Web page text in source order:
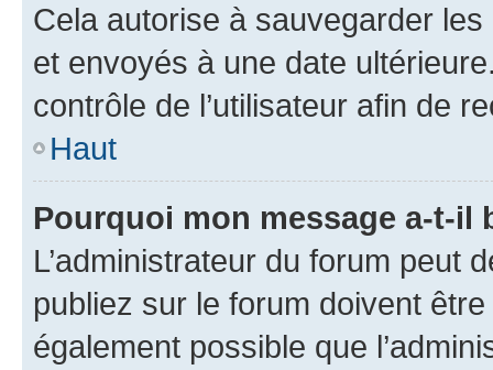
Cela autorise à sauvegarder
et envoyés à une date
contrôle de l’utilisateur afin de
Haut
Pourquoi mon message a-t-il
L’administrateur du forum peut
publiez sur le forum doivent
également possible que